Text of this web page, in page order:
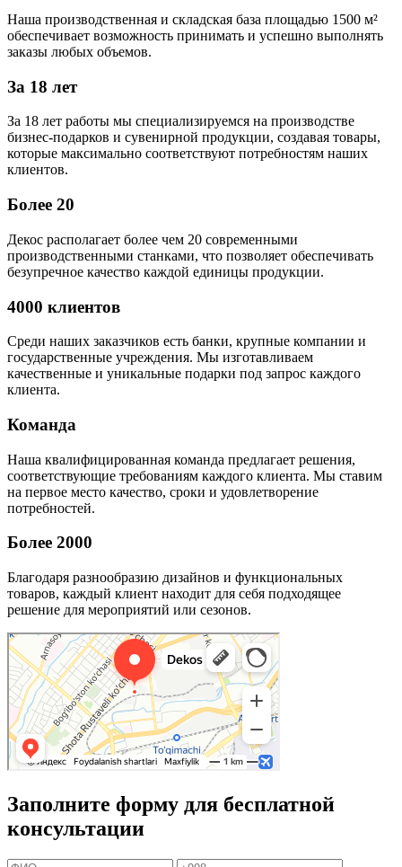
Наша производственная и складская база площадью 1500 м²
обеспечивает возможность принимать и успешно выполнять
заказы любых объемов.
За 18 лет
За 18 лет работы мы специализируемся на производстве
бизнес-подарков и сувенирной продукции, создавая товары,
которые максимально соответствуют потребностям наших
клиентов.
Более 20
Декос располагает более чем 20 современными
производственными станками, что позволяет обеспечивать
безупречное качество каждой единицы продукции.
4000 клиентов
Среди наших заказчиков есть банки, крупные компании и
государственные учреждения. Мы изготавливаем
качественные и уникальные подарки под запрос каждого
клиента.
Команда
Наша квалифицированная команда предлагает решения,
соответствующие требованиям каждого клиента. Мы ставим
на первое место качество, сроки и удовлетворение
потребностей.
Более 2000
Благодаря разнообразию дизайнов и функциональных
товаров, каждый клиент находит для себя подходящее
решение для мероприятий или сезонов.
Заполните форму для бесплатной
консультации